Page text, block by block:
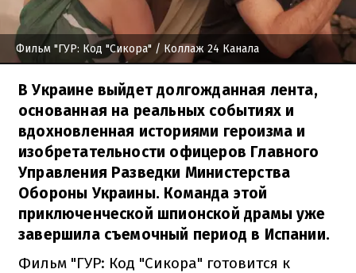
Фильм "ГУР: Код "Сикора" / Коллаж 24 Канала
В Украине выйдет долгожданная лента,
основанная на реальных событиях и
вдохновленная историями героизма и
изобретательности офицеров Главного
Управления Разведки Министерства
Обороны Украины. Команда этой
приключенческой шпионской драмы уже
завершила съемочный период в Испании.
Фильм "ГУР: Код "Сикора" готовится к